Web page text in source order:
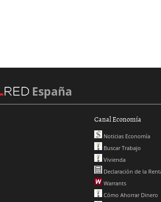
España
Canal Economía
Noticias Economía
Buscar Trabajo
Vivienda
Declaración de la
Warrants
Cómo Ahorrar Dinero